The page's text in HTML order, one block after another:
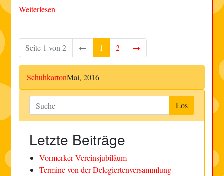
Weiterlesen
Seite 1 von 2 ← 1 2 →
SchuhkartonMai, 2016
Letzte Beiträge
Vormerker Vereinsjubiläum
Termine von der Delegiertenversammlung